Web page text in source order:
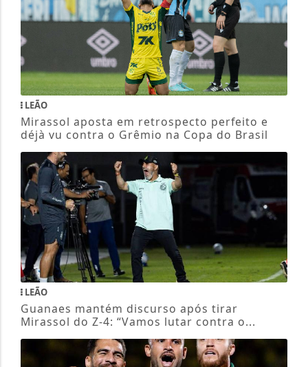
LEÃO
Mirassol aposta em retrospecto perfeito e
déjà vu contra o Grêmio na Copa do Brasil
LEÃO
Guanaes mantém discurso após tirar
Mirassol do Z-4: “Vamos lutar contra o...